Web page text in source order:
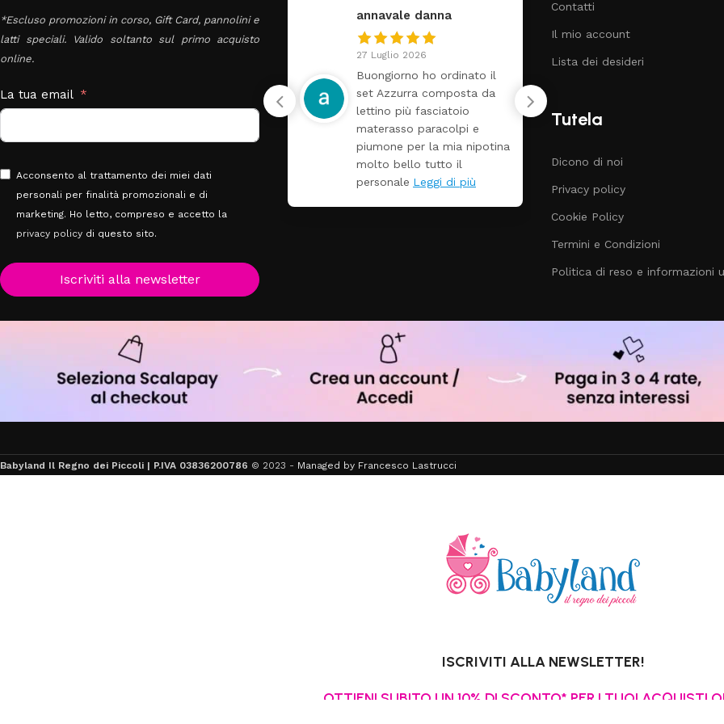
*Escluso promozioni in corso, Gift Card, pannolini e
latti speciali. Valido soltanto sul primo acquisto
online.
La tua email
Acconsento al trattamento dei miei dati
personali per finalità promozionali e di
marketing. Ho letto, compreso e accetto la
privacy policy di questo sito.
Iscriviti alla newsletter
Antonella Russo annavale danna
27 Luglio 2026
Buongiorno ho ordinato il
set Azzurra composta da
lettino più fasciatoio
materasso paracolpi e
piumone per la mia nipotina
molto bello tutto il
personale Leggi di più
24 Luglio 2026
Contatti
Il mio account
Lista dei desideri
Tutela
Dicono di noi
Privacy policy
Cookie Policy
Termini e Condizioni
Politica di reso e informazioni
Babyland Il Regno dei Piccoli | P.IVA 03836200786 © 2023 - Managed by Francesco Lastrucci
ISCRIVITI ALLA NEWSLETTER!
OTTIENI SUBITO UN 10% DI SCONTO* PER I TUOI ACQUISTI